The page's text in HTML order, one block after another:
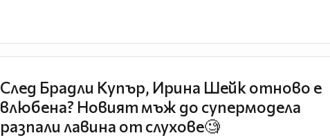
След Брадли Купър, Ирина Шейк отново е
влюбена? Новият мъж до супермодела
разпали лавина от слухове🧐